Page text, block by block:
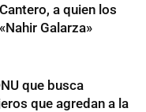
a quien los
Galarza»
que busca
que agredan a la